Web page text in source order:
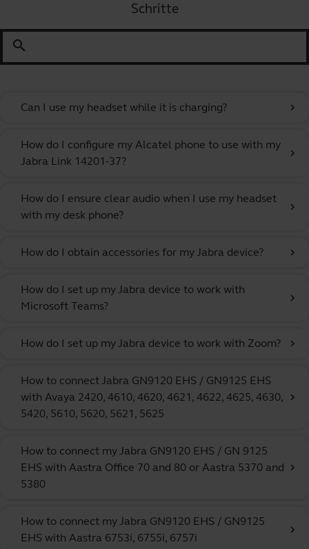
Schritte
search
Can I use my headset while it is charging? chevron_right
How do I configure my Alcatel phone to use with my
Jabra Link 14201-37?
chevron_right
How do I ensure clear audio when I use my headset
with my desk phone?
chevron_right
How do I obtain accessories for my Jabra device? chevron_right
How do I set up my Jabra device to work with
Microsoft Teams?
chevron_right
How do I set up my Jabra device to work with Zoom? chevron_right
How to connect Jabra GN9120 EHS / GN9125 EHS
with Avaya 2420, 4610, 4620, 4621, 4622, 4625, 4630,
5420, 5610, 5620, 5621, 5625
chevron_right
How to connect my Jabra GN9120 EHS / GN 9125
EHS with Aastra Office 70 and 80 or Aastra 5370 and
5380
chevron_right
How to connect my Jabra GN9120 EHS / GN9125
EHS with Aastra 6753i, 6755i, 6757i
chevron_right